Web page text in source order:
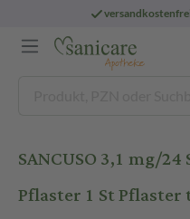
SANCUSO 3,1 mg/
Pflaster 1 St